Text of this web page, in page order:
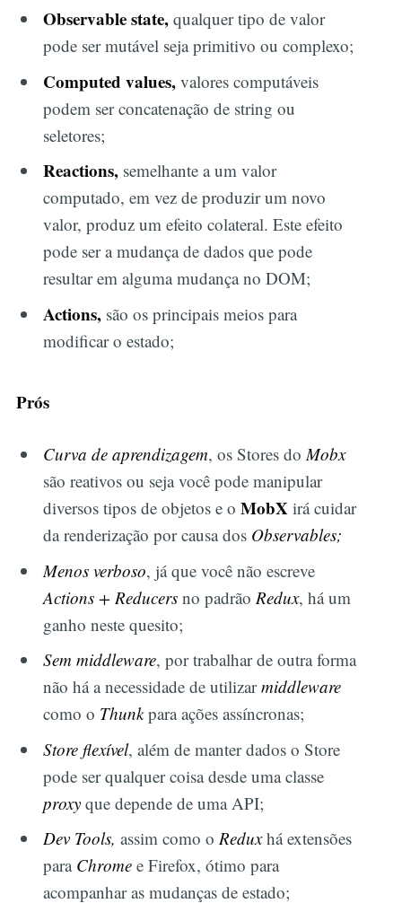
Observable state,qualquer tipo de valor
pode ser mutável seja primitivo ou complexo;
Computed values,valores computáveis
podem ser concatenação de string ou
seletores;
Reactions, semelhante a um valor
computado, em vez de produzir um novo
valor, produz um efeito colateral. Este efeito
pode ser a mudança de dados que pode
resultar em alguma mudança no DOM;
Actions, são os principais meios para
modificar o estado;
Prós
Curva de aprendizagem, os Stores doMobx
são reativos ou seja você pode manipular
diversos tipos de objetos e oMobX irá cuidar
da renderização por causa dos Observables;
Menos verboso, já que você não escreve
Actions + Reducers no padrão Redux, há um
ganho neste quesito;
Sem middleware, por trabalhar de outra forma
não há a necessidade de utilizarmiddleware
como o Thunkpara ações assíncronas;
Store flexível, além de manter dados o Store
pode ser qualquer coisa desde uma classe
proxy que depende de uma API;
Dev Tools, assim como oReduxhá extensões
para Chrome e Firefox, ótimo para
acompanhar as mudanças de estado;